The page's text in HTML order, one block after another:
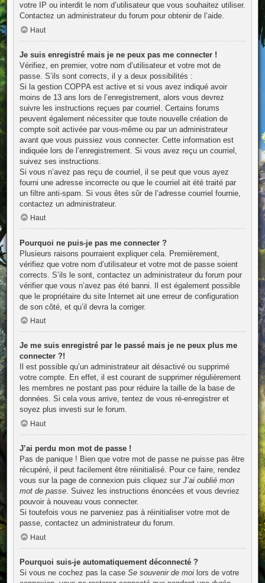
votre IP ou interdit le nom d’utilisateur que vous souhaitez utiliser.
Contactez un administrateur du forum pour obtenir de l’aide.
Haut
Je suis enregistré mais je ne peux pas me connecter !
Vérifiez, en premier, votre nom d’utilisateur et votre mot de
passe. S’ils sont corrects, il y a deux possibilités :
Si la gestion COPPA est active et si vous avez indiqué avoir
moins de 13 ans lors de l’enregistrement, alors vous devrez
suivre les instructions reçues par courriel. Certains forums
peuvent également nécessiter que toute nouvelle création de
compte soit activée par vous-même ou par un administrateur
avant que vous puissiez vous connecter. Cette information est
indiquée lors de l’enregistrement. Si vous avez reçu un courriel,
suivez ses instructions.
Si vous n’avez pas reçu de courriel, il se peut que vous ayez
fourni une adresse incorrecte ou que le courriel ait été traité par
un filtre anti-spam. Si vous êtes sûr de l’adresse courriel fournie,
contactez un administrateur.
Haut
Pourquoi ne puis-je pas me connecter ?
Plusieurs raisons pourraient expliquer cela. Premièrement,
vérifiez que votre nom d’utilisateur et votre mot de passe soient
corrects. S’ils le sont, contactez un administrateur du forum pour
vérifier que vous n’avez pas été banni. Il est également possible
que le propriétaire du site Internet ait une erreur de configuration
de son côté, et qu’il devra la corriger.
Haut
Je me suis enregistré par le passé mais je ne peux plus me
connecter ?!
Il est possible qu’un administrateur ait désactivé ou supprimé
votre compte. En effet, il est courant de supprimer régulièrement
les membres ne postant pas pour réduire la taille de la base de
données. Si cela vous arrive, tentez de vous ré-enregistrer et
soyez plus investi sur le forum.
Haut
J’ai perdu mon mot de passe !
Pas de panique ! Bien que votre mot de passe ne puisse pas être
récupéré, il peut facilement être réinitialisé. Pour ce faire, rendez
vous sur la page de connexion puis cliquez sur J’ai oublié mon
mot de passe. Suivez les instructions énoncées et vous devriez
pouvoir à nouveau vous connecter.
Si toutefois vous ne parveniez pas à réinitialiser votre mot de
passe, contactez un administrateur du forum.
Haut
Pourquoi suis-je automatiquement déconnecté ?
Si vous ne cochez pas la case Se souvenir de moilors de votre